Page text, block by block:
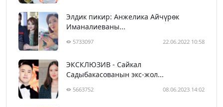
Элдик пикир: Анжелика Айчүрөк
Иманалиеваны...
5733097 22.06.2022 10:58
ЭКСКЛЮЗИВ - Сайкал
Садыбакасованын экс-жол...
5663752 08.06.2023 14:02